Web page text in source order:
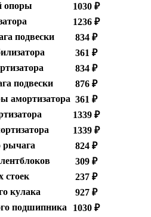
опоры
1030 ₽
1236 ₽
подвески
834 ₽
361 ₽
834 ₽
подвески
876 ₽
амортизатора 361 ₽
1339 ₽
1339 ₽
рычага
824 ₽
309 ₽
стоек
237 ₽
кулака
927 ₽
подшипника
1030 ₽